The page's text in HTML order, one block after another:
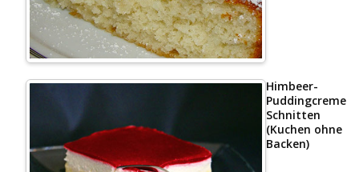
Himbeer-
Puddingcreme
Schnitten
(Kuchen ohne
Backen)